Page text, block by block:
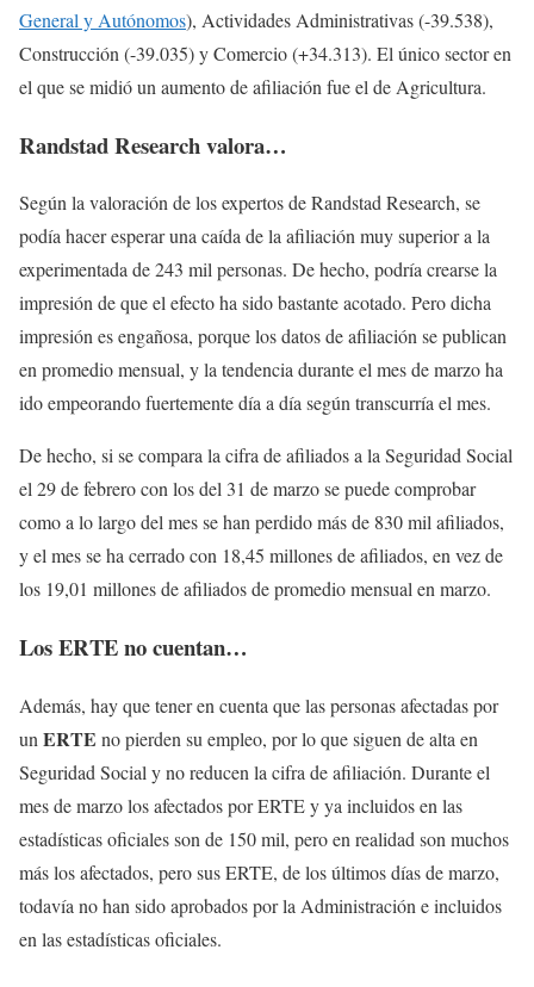
General y Autónomos), Actividades Administrativas (-39.538),
Construcción (-39.035) y Comercio (+34.313). El único sector en
el que se midió un aumento de afiliación fue el de Agricultura.
Randstad Research valora…
Según la valoración de los expertos de Randstad Research, se
podía hacer esperar una caída de la afiliación muy superior a la
experimentada de 243 mil personas. De hecho, podría crearse la
impresión de que el efecto ha sido bastante acotado. Pero dicha
impresión es engañosa, porque los datos de afiliación se publican
en promedio mensual, y la tendencia durante el mes de marzo ha
ido empeorando fuertemente día a día según transcurría el mes.
De hecho, si se compara la cifra de afiliados a la Seguridad Social
el 29 de febrero con los del 31 de marzo se puede comprobar
como a lo largo del mes se han perdido más de 830 mil afiliados,
y el mes se ha cerrado con 18,45 millones de afiliados, en vez de
los 19,01 millones de afiliados de promedio mensual en marzo.
Los ERTE no cuentan…
Además, hay que tener en cuenta que las personas afectadas por
un ERTE no pierden su empleo, por lo que siguen de alta en
Seguridad Social y no reducen la cifra de afiliación. Durante el
mes de marzo los afectados por ERTE y ya incluidos en las
estadísticas oficiales son de 150 mil, pero en realidad son muchos
más los afectados, pero sus ERTE, de los últimos días de marzo,
todavía no han sido aprobados por la Administración e incluidos
en las estadísticas oficiales.